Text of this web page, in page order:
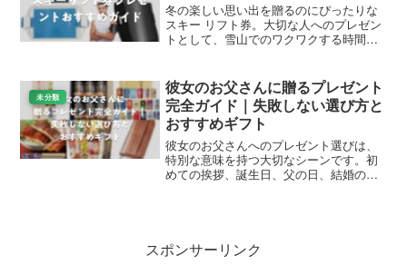
冬の楽しい思い出を贈るのにぴったりな
スキー リフト券。大切な人へのプレゼン
トとして、雪山でのワクワクする時間を
ト券ギフトを厳選して紹介します。家族
や友人へのギフトに...
未分類
彼女のお父さんに贈るプレゼント
完全ガイド｜失敗しない選び方と
おすすめギフト
彼女のお父さんへのプレゼント選びは、
特別な意味を持つ大切なシーンです。初
めての挨拶、誕生日、父の日、結婚の挨
スポンサーリンク